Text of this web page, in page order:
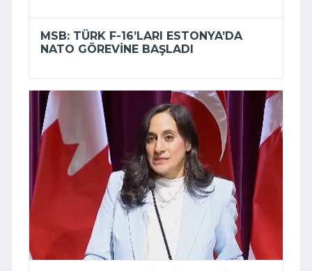
MSB: TÜRK F-16’LARI ESTONYA’DA
NATO GÖREVINE BAŞLADI